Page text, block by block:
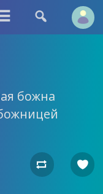

божна
 